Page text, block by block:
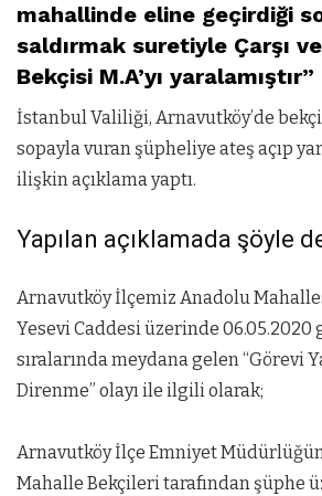
mahallinde eline geçirdiği
saldırmak suretiyle Çarşı
Bekçisi M.A’yı
İstanbul Valiliği, Arnavutköy’de
sopayla vuran şüpheliye ateş açıp
ilişkin açıklama yaptı.
Yapılan açıklamada şöyle
Arnavutköy İlçemiz Anadolu
Yesevi Caddesi üzerinde 06.05.2020
sıralarında meydana gelen “Görevi
Direnme” olayı ile ilgili olarak;
Arnavutköy İlçe Emniyet
Mahalle Bekçileri tarafından şüphe